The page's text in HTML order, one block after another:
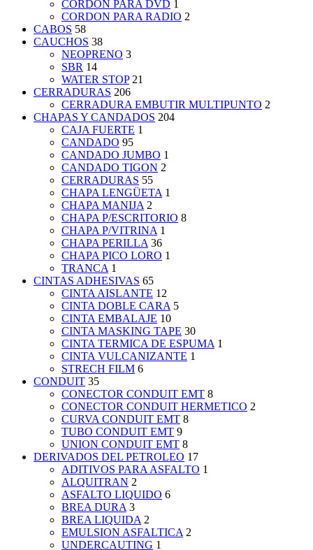
CORDON PARA DVD 1
CORDON PARA RADIO 2
CABOS 58
CAUCHOS 38
NEOPRENO 3
SBR 14
WATER STOP 21
CERRADURAS 206
CERRADURA EMBUTIR MULTIPUNTO 2
CHAPAS Y CANDADOS 204
CAJA FUERTE 1
CANDADO 95
CANDADO JUMBO 1
CANDADO TIGON 2
CERRADURAS 55
CHAPA LENGÜETA 1
CHAPA MANIJA 2
CHAPA P/ESCRITORIO 8
CHAPA P/VITRINA 1
CHAPA PERILLA 36
CHAPA PICO LORO 1
TRANCA 1
CINTAS ADHESIVAS 65
CINTA AISLANTE 12
CINTA DOBLE CARA 5
CINTA EMBALAJE 10
CINTA MASKING TAPE 30
CINTA TERMICA DE ESPUMA 1
CINTA VULCANIZANTE 1
STRECH FILM 6
CONDUIT 35
CONECTOR CONDUIT EMT 8
CONECTOR CONDUIT HERMETICO 2
CURVA CONDUIT EMT 8
TUBO CONDUIT EMT 9
UNION CONDUIT EMT 8
DERIVADOS DEL PETROLEO 17
ADITIVOS PARA ASFALTO 1
ALQUITRAN 2
ASFALTO LIQUIDO 6
BREA DURA 3
BREA LIQUIDA 2
EMULSION ASFALTICA 2
UNDERCAUTING 1